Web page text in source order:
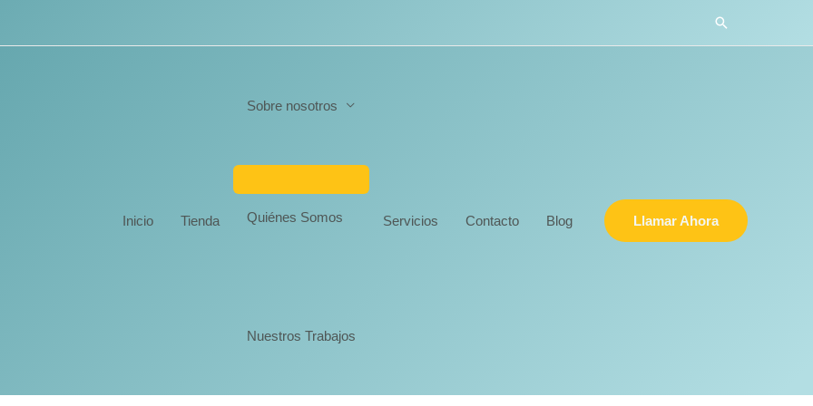
Buscar
Inicio Tienda
Sobre nosotros
Quiénes Somos
Nuestros Trabajos
Servicios Contacto Blog Llamar Ahora